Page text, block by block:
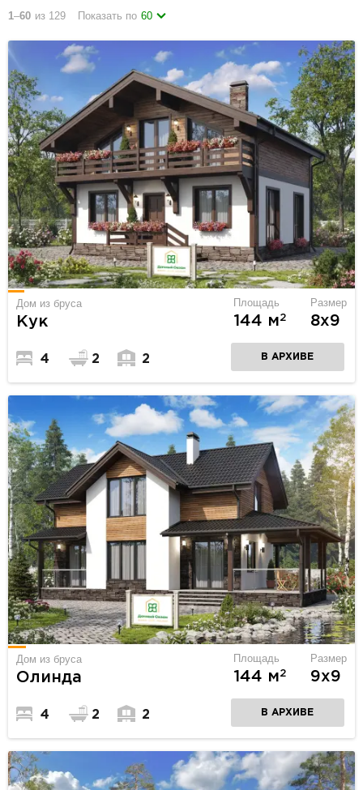
1–60 из 129 Показать по 60
Дом из бруса
Кук
Площадь
144 м2
Размер
8х9
4 2 2 В АРХИВЕ
Дом из бруса
Олинда
Площадь
144 м2
Размер
9х9
4 2 2 В АРХИВЕ